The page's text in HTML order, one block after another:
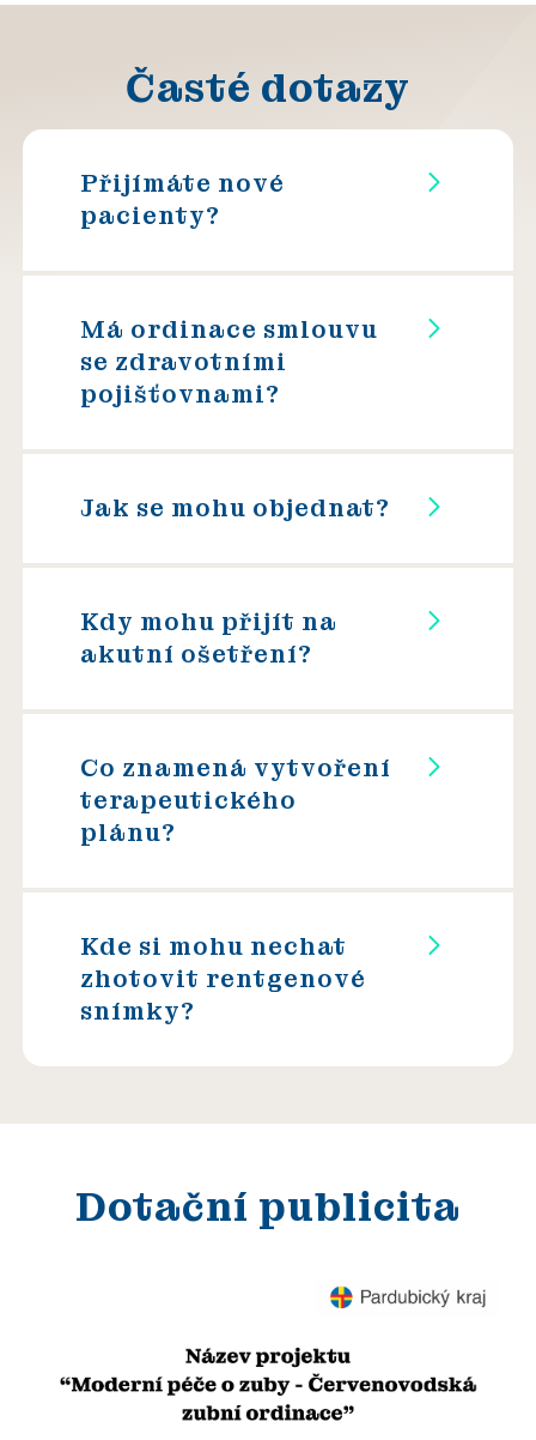
Časté dotazy
Přijímáte nové
pacienty?
Má ordinace smlouvu
se zdravotními
pojišťovnami?
Jak se mohu objednat?
Kdy mohu přijít na
akutní ošetření?
Co znamená vytvoření
terapeutického
plánu?
Kde si mohu nechat
zhotovit rentgenové
snímky?
Dotační publicita